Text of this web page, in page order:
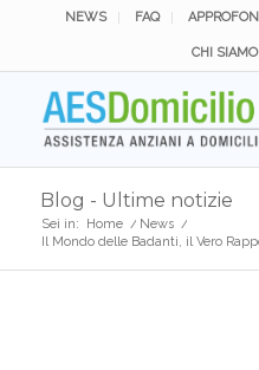
NEWS FAQ
CHI SIAMO
Blog - Ultime notizie
Sei in: Home / News /
Il Mondo delle Badanti, il Vero